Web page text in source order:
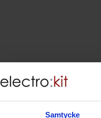
Samtycke
at våra norska kunder kan
slipper avgifter för införtullning